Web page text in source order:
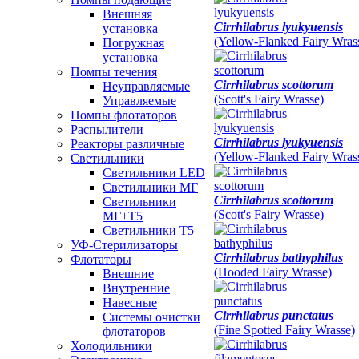
Внешняя
установка
Погружная
установка
Помпы течения
Неуправляемые
Управляемые
Помпы флотаторов
Распылители
Реакторы различные
Светильники
Светильники LED
Светильники МГ
Светильники
МГ+T5
Светильники Т5
УФ-Стерилизаторы
Флотаторы
Внешние
Внутренние
Навесные
Системы очистки
флотаторов
Холодильники
Cirrhilabrus lyukyuensis
(Yellow-Flanked Fairy
Cirrhilabrus scottorum
(Scott's Fairy Wrasse)
Cirrhilabrus lyukyuensis
(Yellow-Flanked Fairy
Cirrhilabrus scottorum
(Scott's Fairy Wrasse)
Cirrhilabrus bathyphilus
(Hooded Fairy Wrasse)
Cirrhilabrus punctatus
(Fine Spotted Fairy Wrasse)